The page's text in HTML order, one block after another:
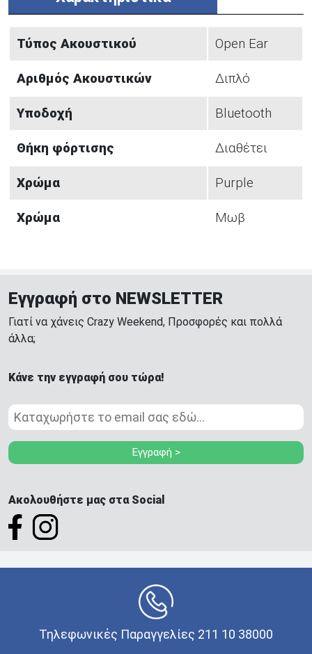
Τύπος Ακουστικού Open Ear
Αριθμός Ακουστικών Διπλό
Υποδοχή Bluetooth
Θήκη φόρτισης Διαθέτει
Χρώμα Purple
Χρώμα Μωβ
Εγγραφή στο NEWSLETTER
Γιατί να χάνεις Crazy Weekend, Προσφορές και πολλά
άλλα;
Κάνε την εγγραφή σου τώρα!
Εγγραφή >
Ακολουθήστε μας στα Social
Τηλεφωνικές Παραγγελίες 211 10 38000